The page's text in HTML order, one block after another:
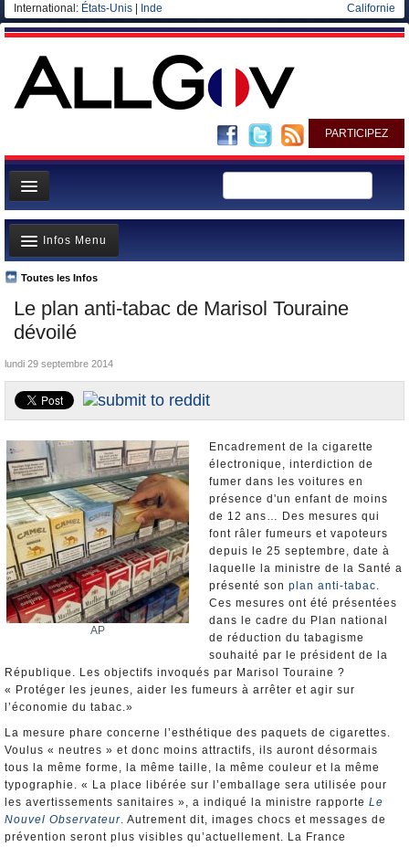
International: États-Unis Inde Californie
PARTICIPEZ
Page d'accueil
Infos
Gouvernement
Ministères/Directions
Blog
Elections européennes
Le plan anti-tabac de Marisol Touraine
dévoilé
Toutes les Infos
Infos Menu
A la Une
Polémiques
La France et le Monde
Nominations et Démissions
Elections européennes
Infos insolites
lundi 29 septembre 2014
AP
Encadrement de la cigarette
électronique, interdiction de
fumer dans les voitures en
présence d'un enfant de moins
de 12 ans… Des mesures qui
font râler fumeurs et vapoteurs
depuis le 25 septembre, date à
laquelle la ministre de la Santé a
présenté son plan anti-tabac.
Ces mesures ont été présentées
dans le cadre du Plan national
de réduction du tabagisme
souhaité par le président de la
République. Les objectifs invoqués par Marisol Touraine ?
« Protéger les jeunes, aider les fumeurs à arrêter et agir sur
l’économie du tabac.»
La mesure phare concerne l’esthétique des paquets de cigarettes.
Voulus « neutres » et donc moins attractifs, ils auront désormais
tous la même forme, la même taille, la même couleur et la même
typographie. « La place libérée sur l’emballage sera utilisée pour
les avertissements sanitaires », a indiqué la ministre rapporte Le
Nouvel Observateur. Autrement dit, images chocs et messages de
prévention seront plus visibles qu’actuellement. La France